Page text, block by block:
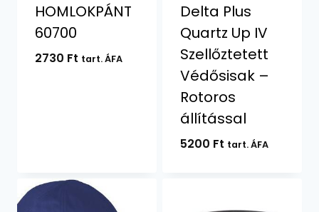
HOMLOKPÁNT
60700
2730 Ft tart. ÁFA
Delta Plus
Quartz Up IV
Szellőztetett
Védősisak –
Rotoros
állítással
5200 Ft tart. ÁFA